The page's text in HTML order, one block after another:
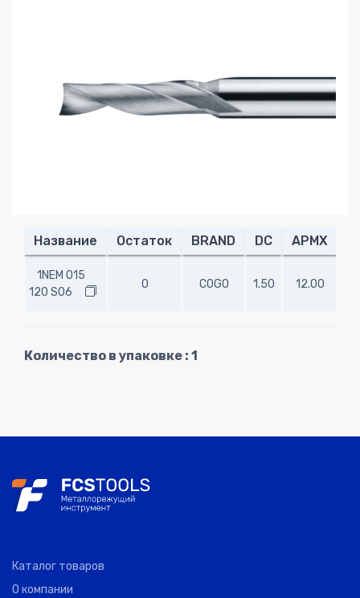
Название Остаток BRAND DC APMX
1NEM 015
120 S06
0 COGO 1.50 12.00
Количество в упаковке : 1
Каталог товаров
О компании